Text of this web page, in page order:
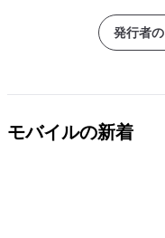
発行者
モバイルの新着